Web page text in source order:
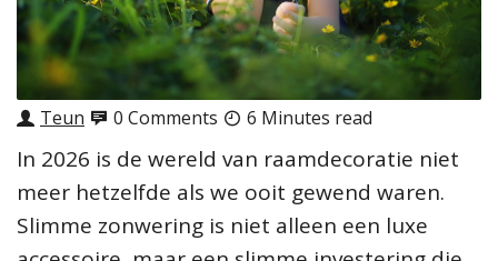
Teun 0 Comments 6 Minutes read
In 2026 is de wereld van raamdecoratie niet
meer hetzelfde als we ooit gewend waren.
Slimme zonwering is niet alleen een luxe